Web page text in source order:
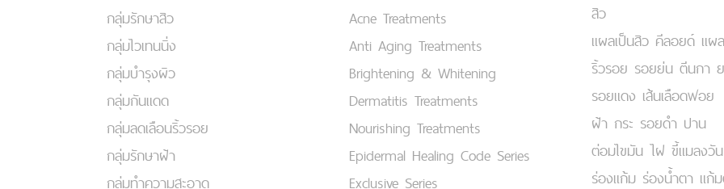
กลุ่มรักษาสิว
กลุ่มไวเทนนิ่ง
กลุ่มบำรุงผิว
กลุ่มกันแดด
กลุ่มลดเลือนริ้วรอย
กลุ่มรักษาฝ้า
กลุ่มทำความสะอาด
Acne Treatments
Anti Aging Treatments
Brightening & Whitening
Dermatitis Treatments
Nourishing Treatments
Epidermal Healing Code Series
Exclusive Series
สิว
แผลเป็นสิว คีลอยด์ แผ
ริ้วรอย รอยย่น ตีนกา
รอยแดง เส้นเลือดฟอย
ฝ้า กระ รอยดำ ปาน
ต่อมไขมัน ไฝ ขี้แมลงวั
ร่องแก้ม ร่องน้ำตา แก้